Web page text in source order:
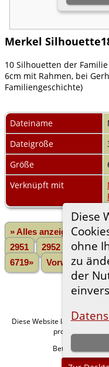
Diese
ohne
zu
der
Merkel
10 Silhouetten der
6cm mit Rahmen, bei
Familiengeschichte)
Dateiname
Dateigröße
Größe
Verknüpft mit
» Alles anzeigen
2951
2952 2953
6719»
Vorwärts»
Diese Website läuft mitThe
programmiert
Betreut von